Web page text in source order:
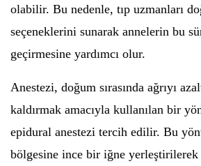
olabilir. Bu nedenle, tıp uzmanları
seçeneklerini sunarak annelerin bu
geçirmesine yardımcı olur.
Anestezi, doğum sırasında ağrıyı
kaldırmak amacıyla kullanılan bir
epidural anestezi tercih edilir. Bu
bölgesine ince bir iğne yerleştirilerek